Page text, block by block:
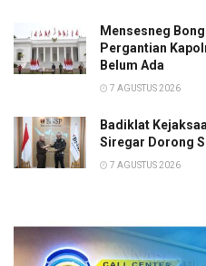
Mensesneg
Pergantian
Belum Ada
7 AGUSTUS 2026
Badiklat
Siregar Dorong
7 AGUSTUS 2026